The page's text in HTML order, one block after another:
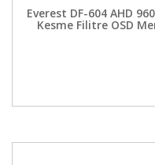
Everest DF-604 AHD
Kesme Filitre OSD